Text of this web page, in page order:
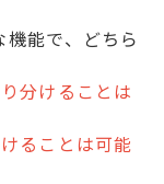
機能で、どちら
分けることは
ることは可能